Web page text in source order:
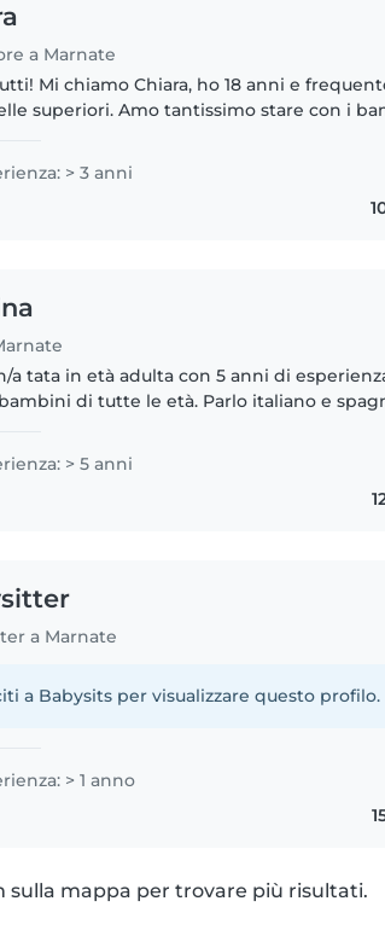
a Marnate
Mi chiamo Chiara, ho 18 anni e
superiori. Amo tantissimo stare con i
> 3 anni
a tata in età adulta con 5 anni di
di tutte le età. Parlo italiano e
> 5 anni
a Marnate
a Babysits per visualizzare questo profilo.
> 1 anno
sulla mappa per trovare più risultati.